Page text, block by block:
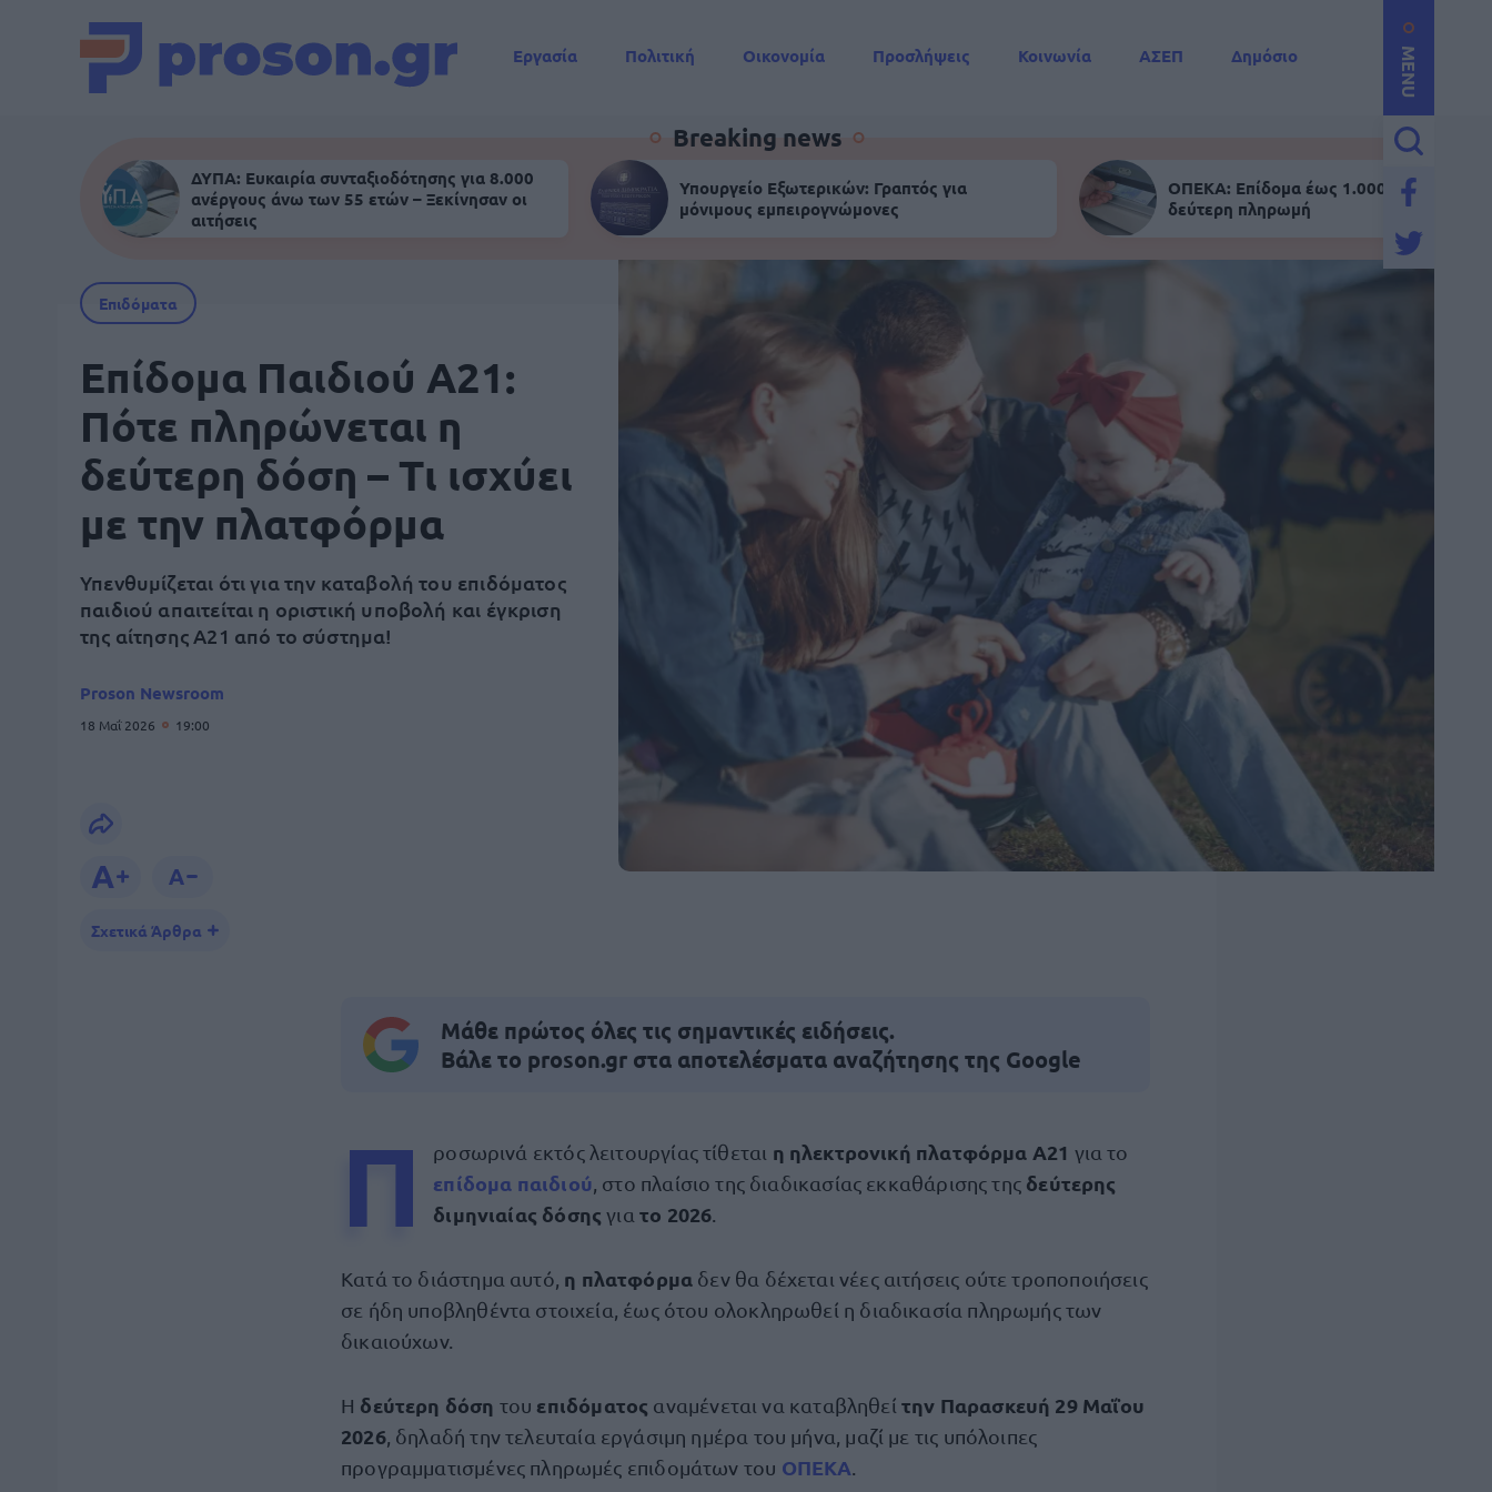
MENU
Εργασία Πολιτική Οικονομία Προσλήψεις Κοινωνία ΑΣΕΠ
Δημόσιο
Breaking news
ΔΥΠΑ: Ευκαιρία συνταξιοδότησης για 8.000
ανέργους άνω των 55 ετών – Ξεκίνησαν οι
αιτήσεις
Υπουργείο Εξωτερικών: Γραπτός για
μόνιμους εμπειρογνώμονες
ΟΠΕΚΑ: Επίδομα έως 1.000 ευρώ -
δεύτερη πληρωμή
Επιδόματα
Επίδομα Παιδιού Α21:
Πότε πληρώνεται η
δεύτερη δόση – Τι ισχύει
με την πλατφόρμα
Υπενθυμίζεται ότι για την καταβολή του επιδόματος
παιδιού απαιτείται η οριστική υποβολή και έγκριση
της αίτησης Α21 από το σύστημα!
Proson Newsroom
18 Μαΐ 2026 19:00
Σχετικά Άρθρα
Μάθε πρώτος όλες τις σημαντικές ειδήσεις.
Βάλε το proson.gr στα αποτελέσματα αναζήτησης της Google
Π ροσωρινά εκτός λειτουργίας τίθεται η ηλεκτρονική πλατφόρμα Α21 για το
επίδομα παιδιού , στο πλαίσιο της διαδικασίας εκκαθάρισης της δεύτερης
διμηνιαίας δόσηςγια το 2026
Κατά το διάστημα αυτό, η πλατφόρμα δεν θα δέχεται νέες αιτήσεις ούτε τροποποιήσεις
σε ήδη υποβληθέντα στοιχεία, έως ότου ολοκληρωθεί η διαδικασία πληρωμής των
δικαιούχων.
Η δεύτερη δόση του επιδόματος αναμένεται να καταβληθεί την Παρασκευή 29 Μαΐου
2026, δηλαδή την τελευταία εργάσιμη ημέρα του μήνα, μαζί με τις υπόλοιπες
προγραμματισμένες πληρωμές επιδομάτων του ΟΠΕΚΑ